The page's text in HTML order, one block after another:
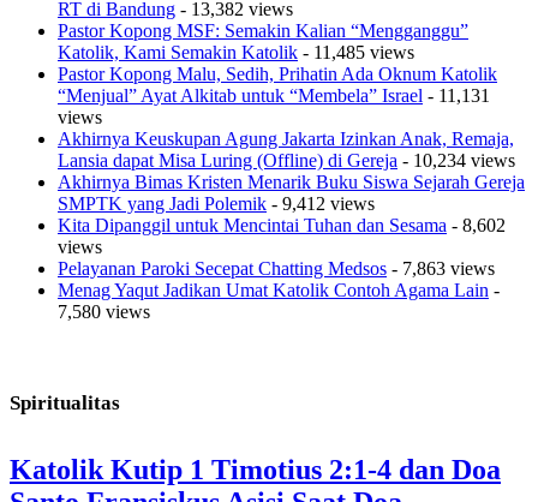
RT di Bandung - 13,382 views
Pastor Kopong MSF: Semakin Kalian “Mengganggu”
Katolik, Kami Semakin Katolik - 11,485 views
Pastor Kopong Malu, Sedih, Prihatin Ada Oknum Katolik
“Menjual” Ayat Alkitab untuk “Membela” Israel - 11,131
views
Akhirnya Keuskupan Agung Jakarta Izinkan Anak, Remaja,
Lansia dapat Misa Luring (Offline) di Gereja - 10,234 views
Akhirnya Bimas Kristen Menarik Buku Siswa Sejarah Gereja
SMPTK yang Jadi Polemik - 9,412 views
Kita Dipanggil untuk Mencintai Tuhan dan Sesama - 8,602
views
Pelayanan Paroki Secepat Chatting Medsos - 7,863 views
Menag Yaqut Jadikan Umat Katolik Contoh Agama Lain -
7,580 views
Spiritualitas
Katolik Kutip 1 Timotius 2:1-4 dan Doa